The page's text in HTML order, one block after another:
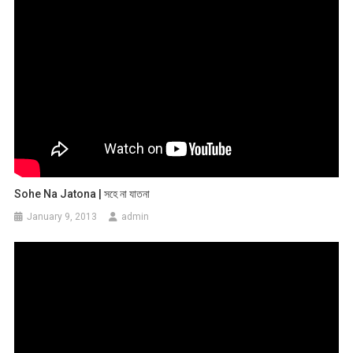
Sohe Na Jatona | সহে না যাতনা
January 9, 2013 admin